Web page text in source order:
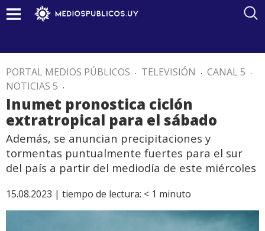
PORTAL MEDIOS PÚBLICOS . TELEVISIÓN . CANAL 5 .
NOTICIAS 5 .
Inumet pronostica ciclón
extratropical para el sábado
Además, se anuncian precipitaciones y
tormentas puntualmente fuertes para el sur
del país a partir del mediodía de este miércoles
15.08.2023 | tiempo de lectura: < 1 minuto